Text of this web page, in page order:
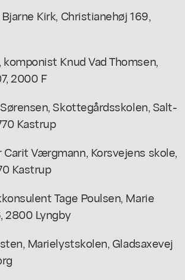
Kirk, Christianehøj 169,
Knud Vad Thomsen,
2000 F
Skottegårdsskolen, Salt-
Kastrup
Værgmann, Korsvejens skole,
Kastrup
Tage Poulsen, Marie
2800 Lyngby
Marielystskolen, Gladsaxevej